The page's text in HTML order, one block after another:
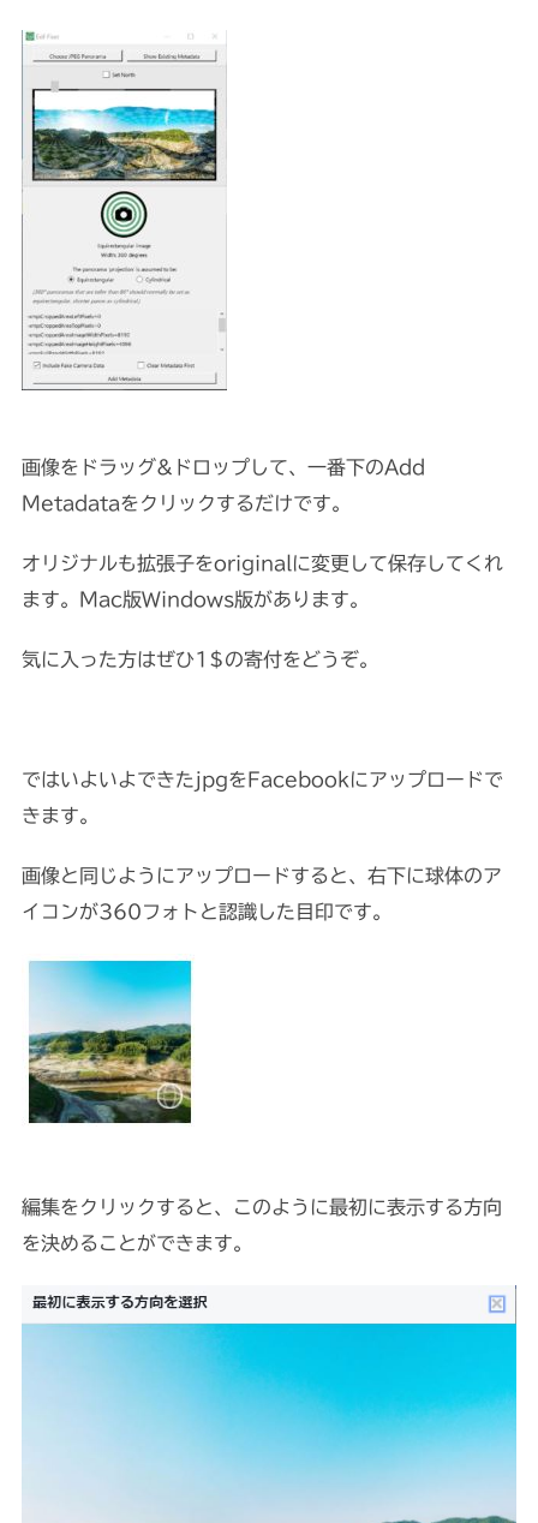
画像をドラッグ&ドロップして、一番下のAdd
Metadataをクリックするだけです。
オリジナルも拡張子をoriginalに変更して保存してくれ
ます。Mac版Windows版があります。
気に入った方はぜひ1$の寄付をどうぞ。
ではいよいよできたjpgをFacebookにアップロードで
きます。
画像と同じようにアップロードすると、右下に球体のア
イコンが360フォトと認識した目印です。
編集をクリックすると、このように最初に表示する方向
を決めることができます。